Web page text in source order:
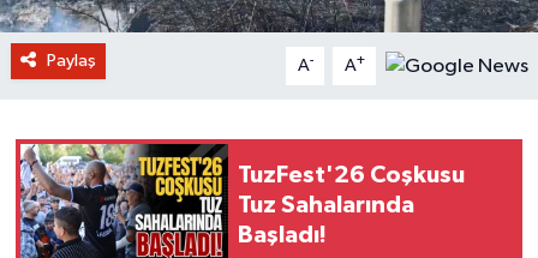
Paylaş A- A+
TuzFest'26 Coşkusu
Tuz Sahalarında
Başladı!